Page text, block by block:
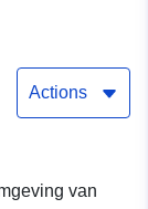
Actions
van